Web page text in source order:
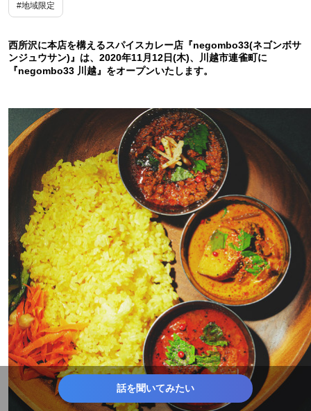
#地域限定
西所沢に本店を構えるスパイスカレー店『negombo33(ネゴンボサ
ンジュウサン)』は、2020年11月12日(木)、川越市連雀町に
『negombo33 川越』をオープンいたします。
話を聞いてみたい